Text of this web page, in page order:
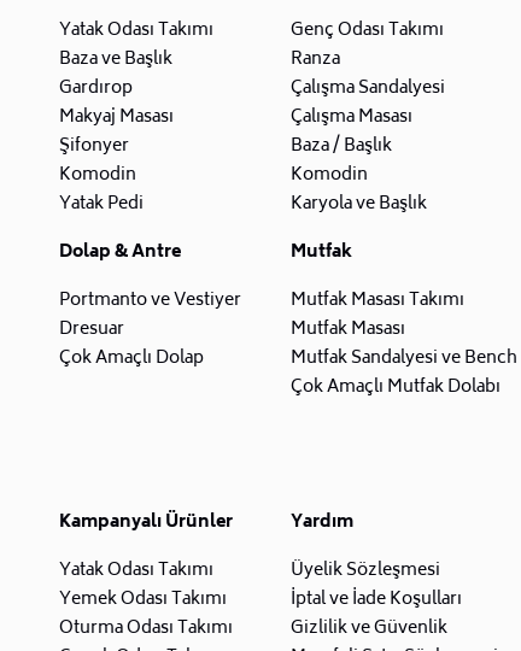
Yatak Odası Takımı
Baza ve Başlık
Gardırop
Makyaj Masası
Şifonyer
Komodin
Yatak Pedi
Genç Odası Takımı
Ranza
Çalışma Sandalyesi
Çalışma Masası
Baza / Başlık
Komodin
Karyola ve Başlık
Dolap & Antre
Portmanto ve Vestiyer
Dresuar
Çok Amaçlı Dolap
Mutfak
Mutfak Masası Takımı
Mutfak Masası
Mutfak Sandalyesi ve Bench
Çok Amaçlı Mutfak Dolabı
Kampanyalı Ürünler
Yatak Odası Takımı
Yemek Odası Takımı
Oturma Odası Takımı
Yardım
Üyelik Sözleşmesi
İptal ve İade Koşulları
Gizlilik ve Güvenlik